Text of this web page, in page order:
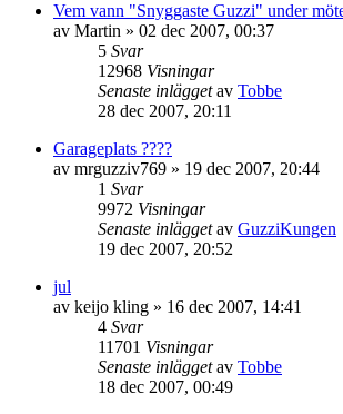
Vem vann "Snyggaste Guzzi" under
av Martin » 02 dec 2007, 00:37
5 Svar
12968 Visningar
Senaste inläggetav Tobbe
28 dec 2007, 20:11
Garageplats ????
av mrguzziv769 » 19 dec 2007, 20:44
1 Svar
9972 Visningar
Senaste inläggetav GuzziKungen
19 dec 2007, 20:52
jul
av keijo kling » 16 dec 2007, 14:41
4 Svar
11701 Visningar
Senaste inläggetav Tobbe
18 dec 2007, 00:49